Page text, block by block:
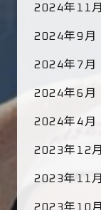
2024年11月
2024年9月
2024年7月
2024年6月
2024年4月
2023年12月
2023年11月
2023年10月